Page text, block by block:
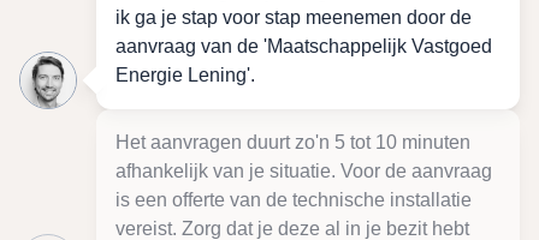
ik ga je stap voor stap meenemen door de
aanvraag van de 'Maatschappelijk Vastgoed
Energie Lening'.
Het aanvragen duurt zo'n 5 tot 10 minuten
afhankelijk van je situatie. Voor de aanvraag
is een offerte van de technische installatie